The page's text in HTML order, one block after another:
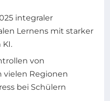
integraler
Lernens mit starker
von
vielen Regionen
bei Schülern